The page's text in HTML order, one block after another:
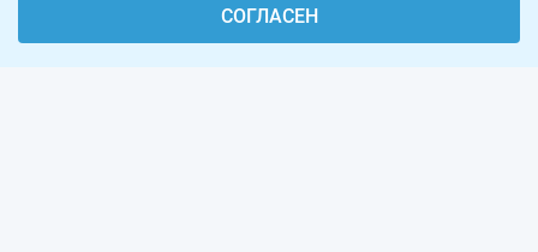
СОГЛАСЕН